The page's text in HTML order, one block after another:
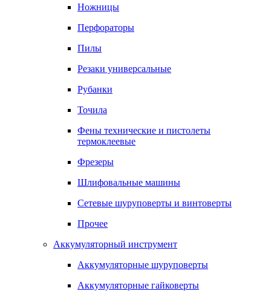
Ножницы
Перфораторы
Пилы
Резаки универсальные
Рубанки
Точила
Фены технические и пистолеты
термоклеевые
Фрезеры
Шлифовальные машины
Сетевые шуруповерты и винтоверты
Прочее
Аккумуляторный инструмент
Аккумуляторные шуруповерты
Аккумуляторные гайковерты